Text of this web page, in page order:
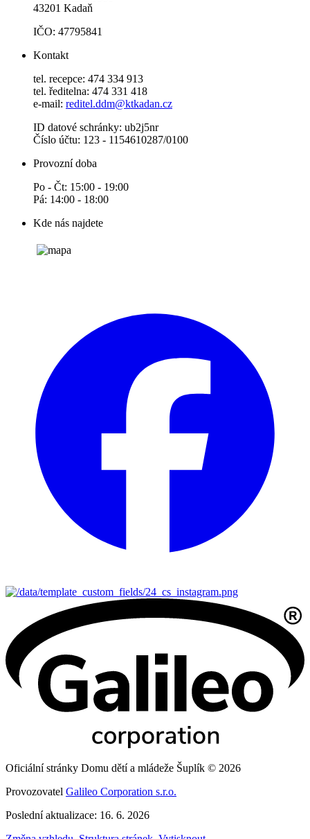
43201 Kadaň
IČO: 47795841
Kontakt
tel. recepce: 474 334 913
tel. ředitelna: 474 331 418
e-mail: reditel.ddm@ktkadan.cz
ID datové schránky: ub2j5nr
Číslo účtu: 123 - 1154610287/0100
Provozní doba
Po - Čt: 15:00 - 19:00
Pá: 14:00 - 18:00
Kde nás najdete
Oficiální stránky Domu dětí a mládeže Šuplík © 2026
Provozovatel Galileo Corporation s.r.o.
Poslední aktualizace: 16. 6. 2026